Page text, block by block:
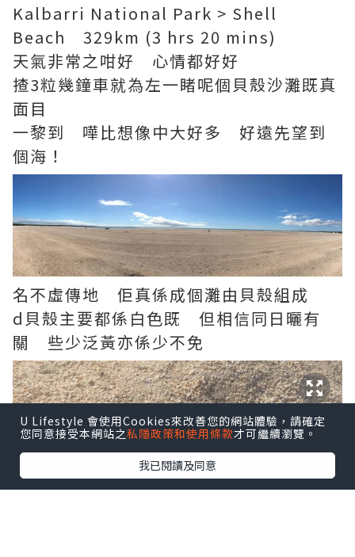
Kalbarri National Park > Shell
Beach 329km (3 hrs 20 mins)
天氣非常之咁好 心情都好好
揸3粒幾鐘車就為左一睹呢個貝殼沙灘既真
面目
一黎到 嘩比想像中大好多 好遠先望到
個海！
名不虛傳地 佢真係成個灘由貝殼組成
d貝殼主要都係白色既 但相信同日曬有
關 些少泛黃亦係少不免
U Lifestyle 會使用Cookies來改善您的網站體驗，請確定
您同意接受本網站之私隱政策和使用條款才可繼續瀏覽。
我已閱讀及同意